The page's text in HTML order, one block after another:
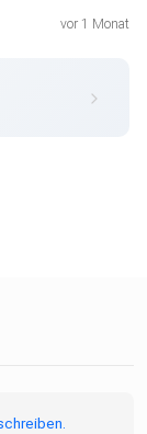
vor 1 Monat